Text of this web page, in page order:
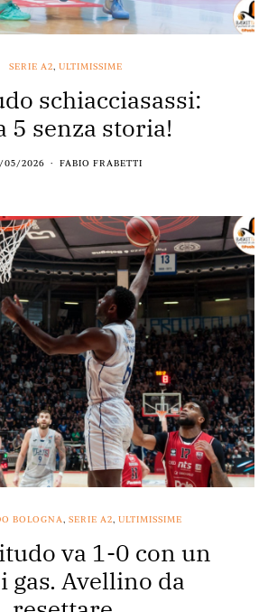
SERIE A2, ULTIMISSIME
schiacciasassi:
5 senza storia!
05/2026 FABIO FRABETTI
BOLOGNA, SERIE A2, ULTIMISSIME
va 1-0 con un
gas. Avellino da